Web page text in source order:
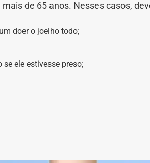
de 65 anos. Nesses casos,
doer o joelho todo;
ele estivesse preso;